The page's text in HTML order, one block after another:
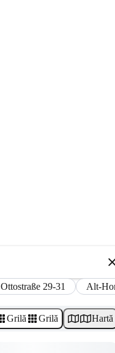
Ottostraße 29-31 Alt-
Grilă Grilă Hartă